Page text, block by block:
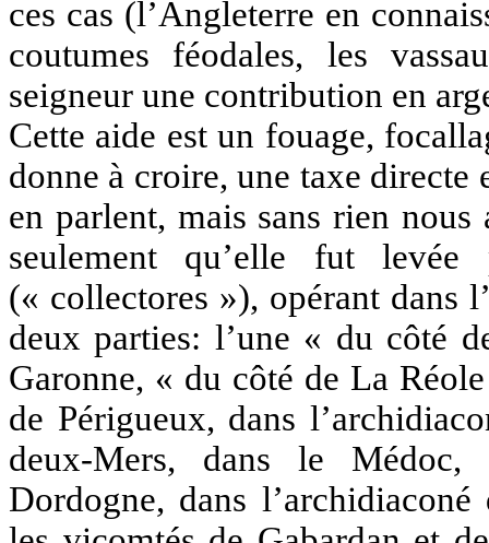
ces cas (l’Angleterre en
coutumes féodales, les
seigneur une contribution en
Cette aide est un fouage,
donne à croire, une taxe
en parlent, mais sans rien
seulement qu’elle fut levée
(« collectores »), opérant dans
deux parties: l’une « du côté
Garonne, « du côté de La
de Périgueux, dans
deux-Mers, dans le Médoc,
Dordogne, dans